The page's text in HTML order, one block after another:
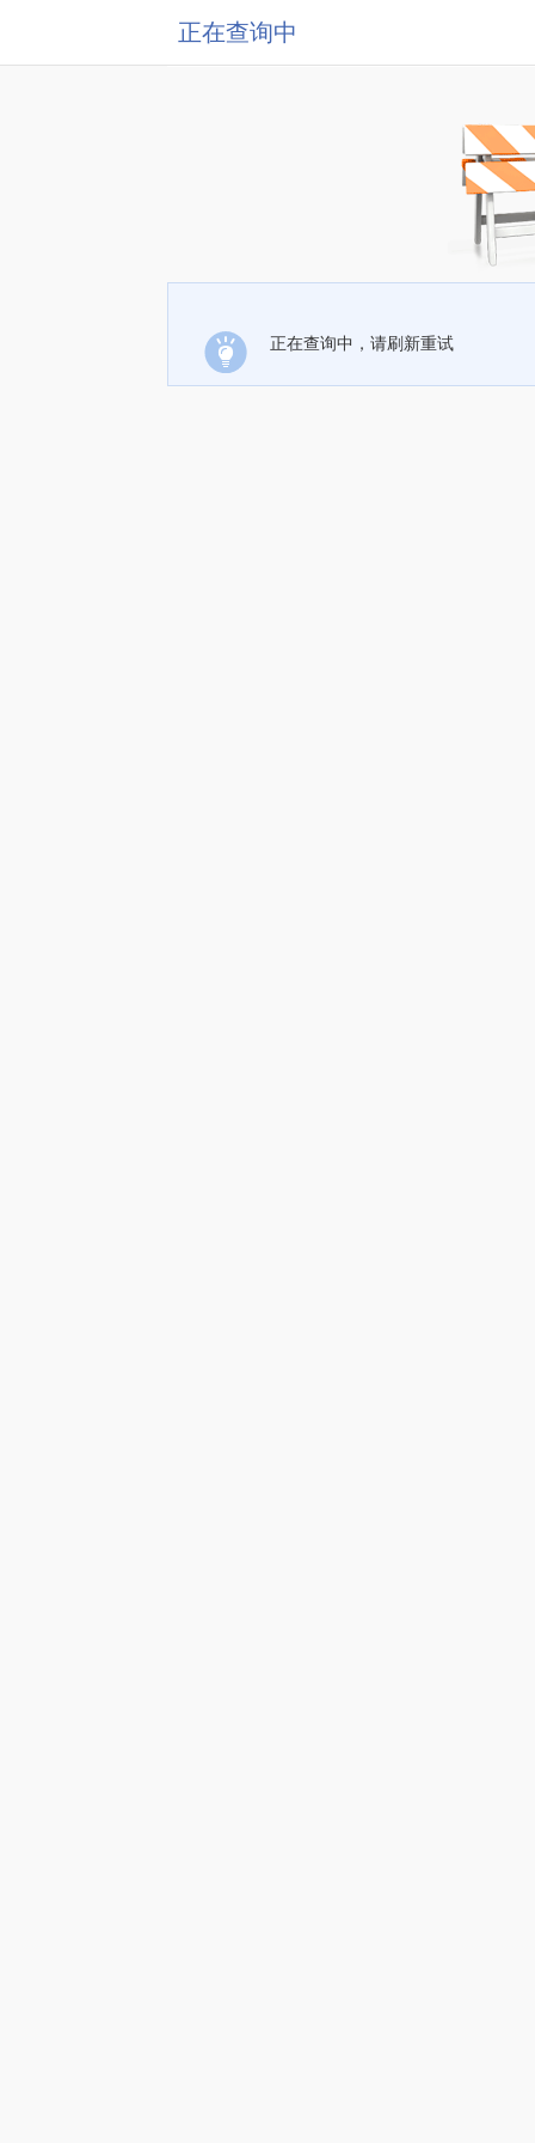
正在查询中
正在查询中，请刷新重试